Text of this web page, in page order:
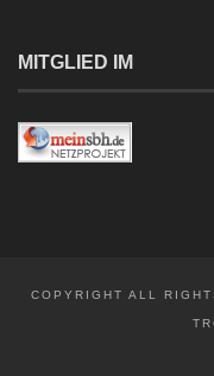
MITGLIED IM
COPYRIGHT ALL